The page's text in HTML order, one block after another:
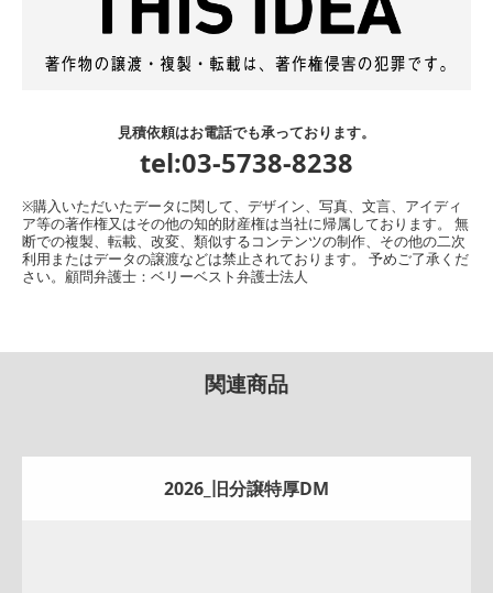
見積依頼はお電話でも承っております。
tel:03-5738-8238
※購入いただいたデータに関して、デザイン、写真、文言、アイディ
ア等の著作権又はその他の知的財産権は当社に帰属しております。 無
断での複製、転載、改変、類似するコンテンツの制作、その他の二次
利用またはデータの譲渡などは禁止されております。 予めご了承くだ
さい。顧問弁護士：ベリーベスト弁護士法人
関連商品
2026_旧分譲特厚DM